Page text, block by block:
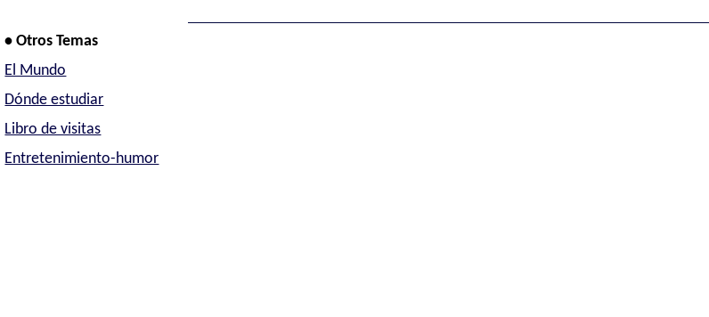
• Otros Temas
El Mundo
Dónde estudiar
Libro de visitas
Entretenimiento-humor